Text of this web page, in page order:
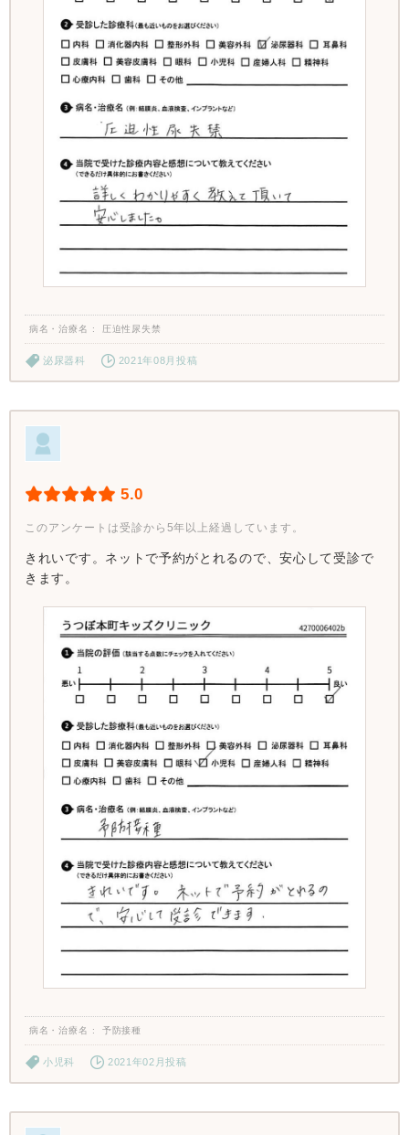
病名・治療名 圧迫性尿失禁
泌尿器科 2021年08月投稿
5.0
このアンケートは受診から5年以上経過しています。
きれいです。ネットで予約がとれるので、安心して受診で
きます。
病名・治療名 予防接種
小児科 2021年02月投稿